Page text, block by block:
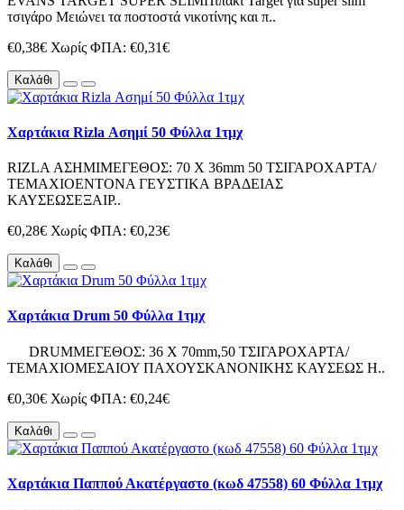
τσιγάρο Μειώνει τα ποστοστά νικοτίνης και π..
€0,38€ Χωρίς ΦΠΑ: €0,31€
Καλάθι
Χαρτάκια Rizla Ασημί 50 Φύλλα 1τμχ
RIZLA ΑΣΗΜΙΜΕΓΕΘΟΣ: 70 Χ 36mm 50 ΤΣΙΓΑΡΟΧΑΡΤΑ/
ΤΕΜΑΧΙΟΕΝΤΟΝΑ ΓΕΥΣΤΙΚΑ ΒΡΑΔΕΙΑΣ
ΚΑΥΣΕΩΣΕΞΑΙΡ..
€0,28€ Χωρίς ΦΠΑ: €0,23€
Καλάθι
Χαρτάκια Drum 50 Φύλλα 1τμχ
DRUMΜΕΓΕΘΟΣ: 36 Χ 70mm,50 ΤΣΙΓΑΡΟΧΑΡΤΑ/
ΤΕΜΑΧΙΟΜΕΣΑΙΟΥ ΠΑΧΟΥΣΚΑΝΟΝΙΚΗΣ ΚΑΥΣΕΩΣ Η..
€0,30€ Χωρίς ΦΠΑ: €0,24€
Καλάθι
Χαρτάκια Παππού Ακατέργαστο (κωδ 47558) 60 Φύλλα 1τμχ